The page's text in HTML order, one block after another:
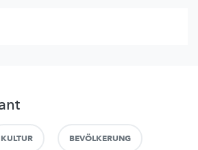
KULTUR BEVÖLKERUNG